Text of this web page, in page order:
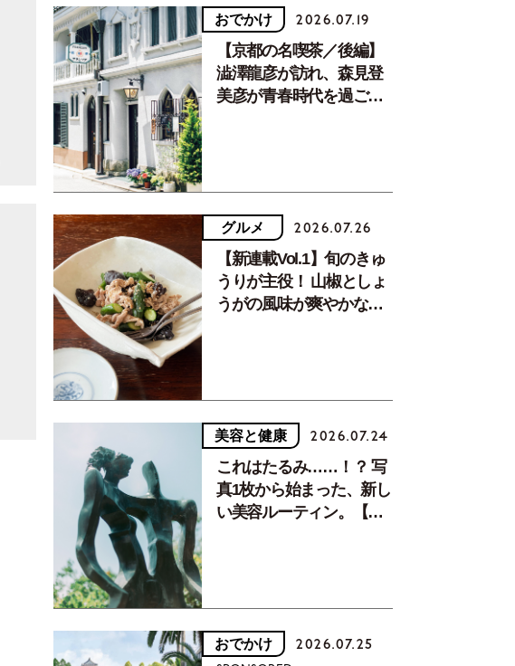
おでかけ 2026.07.19
【京都の名喫茶／後編】
澁澤龍彦が訪れ、森見登
美彦が青春時代を過ごし
グルメ 2026.07.26
【新連載Vol.1】旬のきゅ
うりが主役！ 山椒としょ
うがの風味が爽やかな、
美容と健康 2026.07.24
これはたるみ……！？ 写
真1枚から始まった、新し
い美容ルーティン。【中
おでかけ 2026.07.25